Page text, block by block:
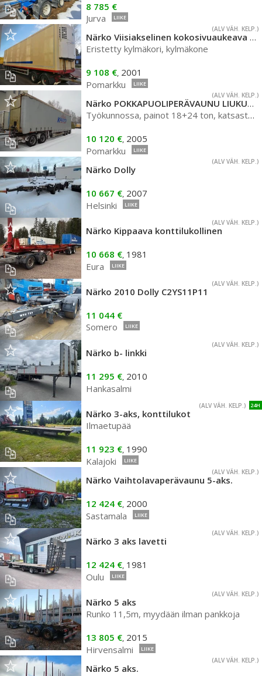
8 785 €
Jurva
LIIKE
(ALV VÄH. KELP.)
Närko Viisiakselinen kokosivuaukeava siisti perävaunu
Eristetty kylmäkori, kylmäkone
9 108 €, 2001
Pomarkku
LIIKE
(ALV VÄH. KELP.)
Närko POKKAPUOLIPERÄVAUNU LIUKUKAPELLEIN
Työkunnossa, painot 18+24 ton, katsastettu 10/24 asti
10 120 €, 2005
Pomarkku
LIIKE
(ALV VÄH. KELP.)
Närko Dolly
10 667 €, 2007
Helsinki
LIIKE
(ALV VÄH. KELP.)
Närko Kippaava konttilukollinen
10 668 €, 1981
Eura
LIIKE
(ALV VÄH. KELP.)
Närko 2010 Dolly C2YS11P11
11 044 €
Somero
LIIKE
(ALV VÄH. KELP.)
Närko b- linkki
11 295 €, 2010
Hankasalmi
24H
(ALV VÄH. KELP.)
Närko 3-aks, konttilukot
Ilmaetupää
11 923 €, 1990
Kalajoki
LIIKE
(ALV VÄH. KELP.)
Närko Vaihtolavaperävaunu 5-aks.
12 424 €, 2000
Sastamala
LIIKE
(ALV VÄH. KELP.)
Närko 3 aks lavetti
12 424 €, 1981
Oulu
LIIKE
(ALV VÄH. KELP.)
Närko 5 aks
Runko 11,5m, myydään ilman pankkoja
13 805 €, 2015
Hirvensalmi
LIIKE
(ALV VÄH. KELP.)
Närko 5 aks.